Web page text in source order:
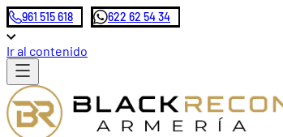
961 515 618 622 62 54 34
Ir al contenido